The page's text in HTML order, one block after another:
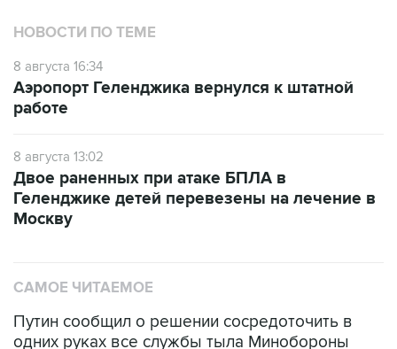
НОВОСТИ ПО ТЕМЕ
8 августа 16:34
Аэропорт Геленджика вернулся к штатной
работе
8 августа 13:02
Двое раненных при атаке БПЛА в
Геленджике детей перевезены на лечение в
Москву
САМОЕ ЧИТАЕМОЕ
Путин сообщил о решении сосредоточить в
одних руках все службы тыла Минобороны